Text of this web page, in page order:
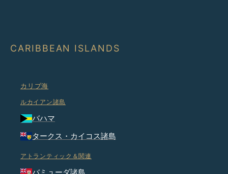
CARIBBEAN ISLANDS
カリブ海
ルカイアン諸島
バハマ
タークス・カイコス諸島
アトランティック＆関連